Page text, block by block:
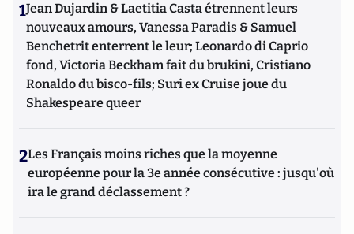
1Jean Dujardin & Laetitia Casta étrennent leurs
nouveaux amours, Vanessa Paradis & Samuel
Benchetrit enterrent le leur; Leonardo di Caprio
fond, Victoria Beckham fait du brukini, Cristiano
Ronaldo du bisco-fils; Suri ex Cruise joue du
Shakespeare queer
2Les Français moins riches que la moyenne
européenne pour la 3e année consécutive : jusqu'où
ira le grand déclassement ?